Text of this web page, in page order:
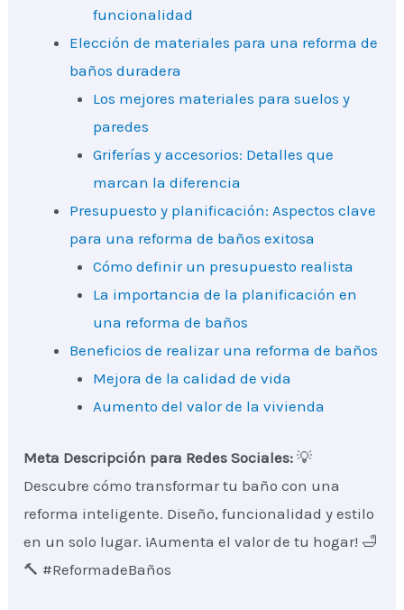
funcionalidad
Elección de materiales para una reforma de
baños duradera
Los mejores materiales para suelos y
paredes
Griferías y accesorios: Detalles que
marcan la diferencia
Presupuesto y planificación: Aspectos clave
para una reforma de baños exitosa
Cómo definir un presupuesto realista
La importancia de la planificación en
una reforma de baños
Beneficios de realizar una reforma de baños
Mejora de la calidad de vida
Aumento del valor de la vivienda
Meta Descripción para Redes Sociales: 💡
Descubre cómo transformar tu baño con una
reforma inteligente. Diseño, funcionalidad y estilo
en un solo lugar. ¡Aumenta el valor de tu hogar! 🛁
🔨 #ReformadeBaños